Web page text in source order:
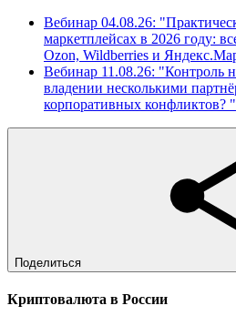
Вебинар 04.08.26:
маркетплейсах в 2026 году:
Ozon, Wildberries и
Вебинар 11.08.26: "Контроль
владении несколькими
корпоративных конфликтов? "
Поделиться
Криптовалюта в России